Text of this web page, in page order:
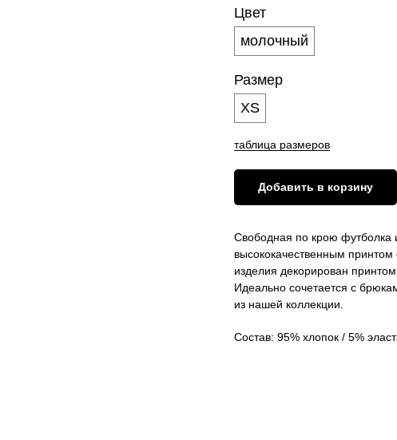
Цвет
молочный
Размер
XS
таблица размеров
Добавить в корзину
Свободная по крою футболка
высококачественным
изделия декорирован
Идеально сочетается с
из нашей коллекции.
Состав: 95% хлопок / 5%